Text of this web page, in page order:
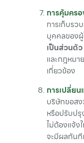
การคุ้มคร
การเก็บรว
บุคคลของผู้
เป็นส่วนตั
และกฎหม
เกี่ยวข้อง
การเปลี่ย
บริษัทขอสง
หรือปรับปรุ
ไม่ต้องแจ้ง
จะมีผลทันที